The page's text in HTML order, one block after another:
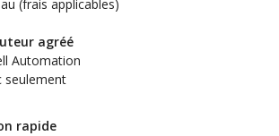
(frais applicables)
agréé
Automation
seulement
rapide